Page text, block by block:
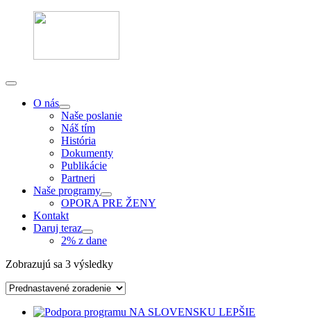
O nás
Naše poslanie
Náš tím
História
Dokumenty
Publikácie
Partneri
Naše programy
OPORA PRE ŽENY
Kontakt
Daruj teraz
2% z dane
Zobrazujú sa 3 výsledky